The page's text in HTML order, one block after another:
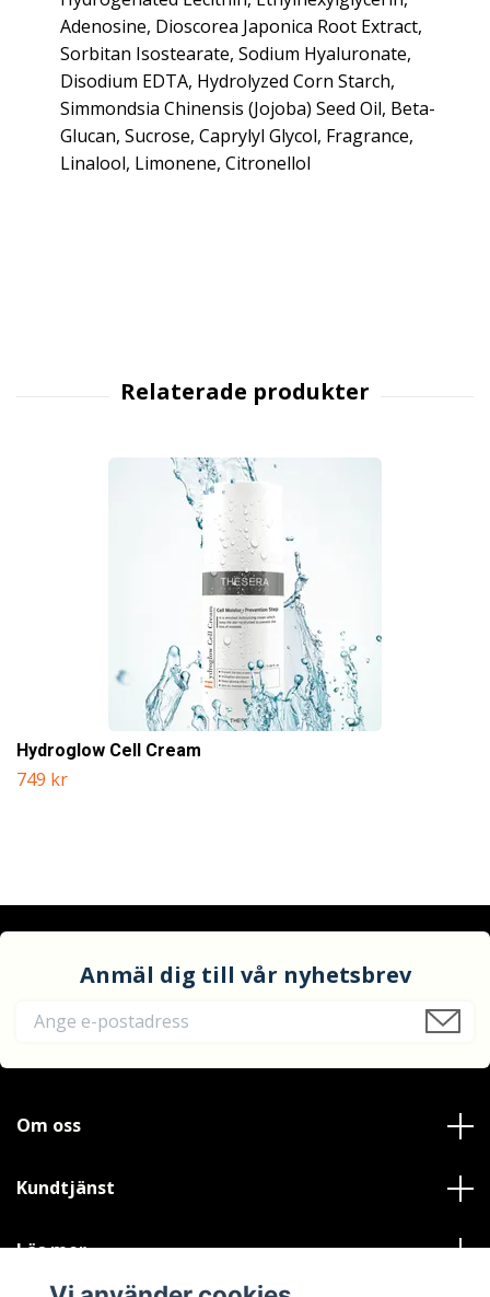
Adenosine, Dioscorea Japonica Root Extract,
Sorbitan Isostearate, Sodium Hyaluronate,
Disodium EDTA, Hydrolyzed Corn Starch,
Simmondsia Chinensis (Jojoba) Seed Oil, Beta-
Glucan, Sucrose, Caprylyl Glycol, Fragrance,
Linalool, Limonene, Citronellol
Hydroglow Cell Cream
749 kr
Anmäl dig till vår nyhetsbrev
Om oss
Kundtjänst
Läs mer